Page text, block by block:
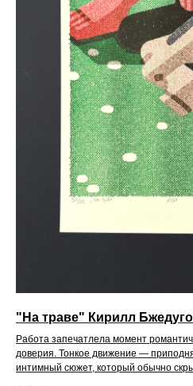
"На траве" Кирилл
Работа запечатлела момент
доверия. Тонкое движение —
интимный сюжет, который обычно